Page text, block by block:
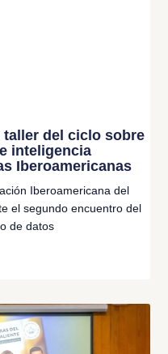
taller del ciclo sobre
inteligencia
Iberoamericanas
Iberoamericana del
el segundo encuentro del
de datos